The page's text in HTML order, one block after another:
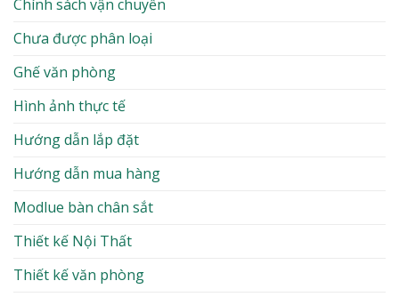
Chính sách vận chuyển
Chưa được phân loại
Ghế văn phòng
Hình ảnh thực tế
Hướng dẫn lắp đặt
Hướng dẫn mua hàng
Modlue bàn chân sắt
Thiết kế Nội Thất
Thiết kế văn phòng